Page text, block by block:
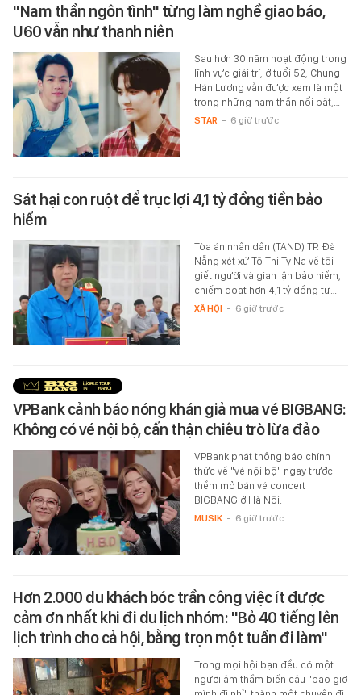
"Nam thần ngôn tình" từng làm nghề giao báo,
U60 vẫn như thanh niên
Sau hơn 30 năm hoạt động trong
lĩnh vực giải trí, ở tuổi 52, Chung
Hán Lương vẫn được xem là một
trong những nam thần nổi bật,…
STAR - 6 giờ trước
Sát hại con ruột để trục lợi 4,1 tỷ đồng tiền bảo
hiểm
Tòa án nhân dân (TAND) TP. Đà
Nẵng xét xử Tô Thị Ty Na về tội
giết người và gian lận bảo hiểm,
chiếm đoạt hơn 4,1 tỷ đồng từ…
XÃ HỘI - 6 giờ trước
VPBank cảnh báo nóng khán giả mua vé BIGBANG:
Không có vé nội bộ, cẩn thận chiêu trò lừa đảo
VPBank phát thông báo chính
thức về "vé nội bộ" ngay trước
thềm mở bán vé concert
BIGBANG ở Hà Nội.
MUSIK - 6 giờ trước
Hơn 2.000 du khách bóc trần công việc ít được
cảm ơn nhất khi đi du lịch nhóm: "Bỏ 40 tiếng lên
lịch trình cho cả hội, bằng trọn một tuần đi làm"
Trong mọi hội bạn đều có một
người âm thầm biến câu "bao giờ